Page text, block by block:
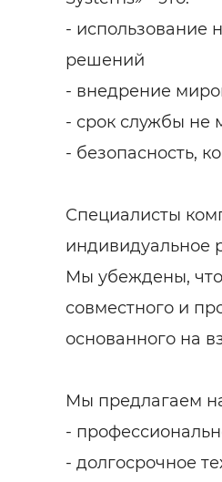
- использование
решений
- внедрение
- срок службы не
- безопасность,
Специалисты
индивидуальное
Мы убеждены, что
совместного и
основанного на
Мы предлагаем
-
- долгосрочное